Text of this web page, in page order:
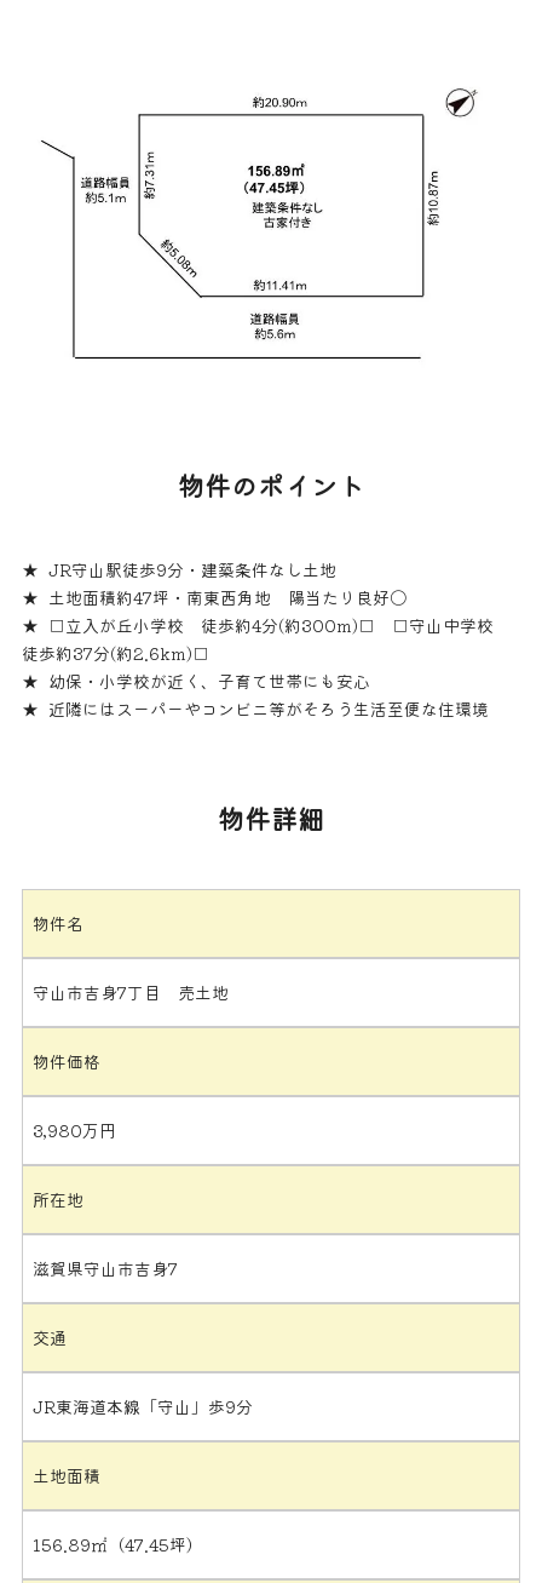
物件のポイント
JR守山駅徒歩9分・建築条件なし土地
土地面積約47坪・南東西角地 陽当たり良好〇
□立入が丘小学校 徒歩約4分(約300m)□ □守山中学校
徒歩約37分(約2.6km)□
幼保・小学校が近く、子育て世帯にも安心
近隣にはスーパーやコンビニ等がそろう生活至便な住環境
物件詳細
物件名
守山市吉身7丁目 売土地
物件価格
3,980万円
所在地
滋賀県守山市吉身7
交通
JR東海道本線「守山」歩9分
土地面積
156.89㎡（47.45坪）